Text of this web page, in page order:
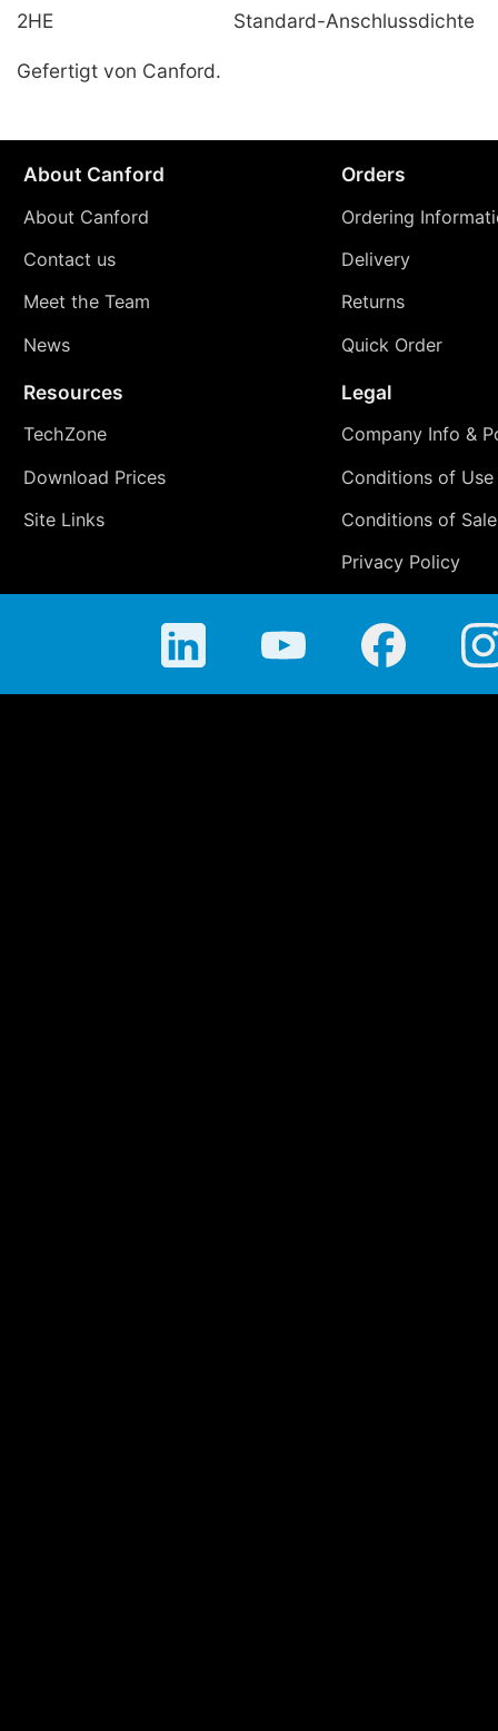
2HE
Standard-Anschlussdichte
Gefertigt von Canford.
About Canford
About Canford
Contact us
Meet the Team
News
Orders
Ordering
Delivery
Returns
Quick Order
Resources
TechZone
Download Prices
Site Links
Legal
Company Info &
Conditions of Use
Conditions of Sale
Privacy Policy